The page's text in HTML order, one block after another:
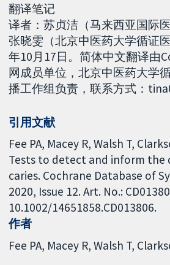
翻译笔记
译者：苏贞洁（马来西亚国际
张晓雯（北京中医药大学循证
年10月17日。简体中文翻译由
网成员单位，北京中医药大学
播工作组负责，联系方式：
引用文献
Fee PA, Macey R, Walsh T,
Tests to detect and inform the
caries. Cochrane Database of
2020, Issue 12. Art. No.:
10.1002/14651858.CD013806.
作者
Fee PA Macey R Walsh T